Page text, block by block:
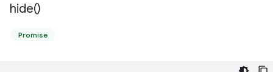
hide()
Promise